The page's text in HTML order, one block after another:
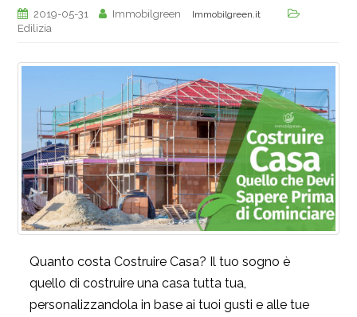
2019-05-31 Immobilgreen Immobilgreen.it
Edilizia
Quanto costa Costruire Casa? Il tuo sogno è
quello di costruire una casa tutta tua,
personalizzandola in base ai tuoi gusti e alle tue